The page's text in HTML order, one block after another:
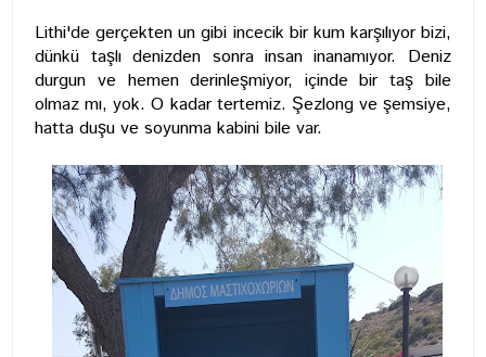
Lithi'de gerçekten un gibi incecik bir kum karşılıyor bizi,
dünkü taşlı denizden sonra insan inanamıyor. Deniz
durgun ve hemen derinleşmiyor, içinde bir taş bile
olmaz mı, yok. O kadar tertemiz. Şezlong ve şemsiye,
hatta duşu ve soyunma kabini bile var.